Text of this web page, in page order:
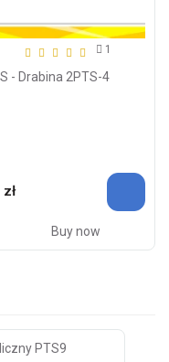
1
- Drabina 2PTS-4
Buy now
PTS9